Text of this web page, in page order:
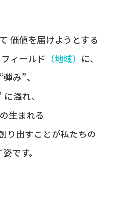
価値を​届けようとする​
フィールド ​（地域） に、
み”、
溢れ、
生まれる
り出すことが​私たちの​
です。​